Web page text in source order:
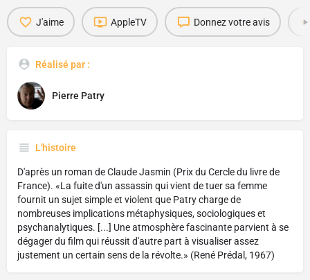
J'aime AppleTV Donnez votre avis
Réalisé par :
Pierre Patry
L'histoire
D'après un roman de Claude Jasmin (Prix du Cercle du livre de
France). «La fuite d'un assassin qui vient de tuer sa femme
fournit un sujet simple et violent que Patry charge de
nombreuses implications métaphysiques, sociologiques et
psychanalytiques. [...] Une atmosphère fascinante parvient à se
dégager du film qui réussit d'autre part à visualiser assez
justement un certain sens de la révolte.» (René Prédal, 1967)